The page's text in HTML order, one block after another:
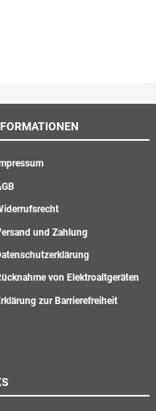
und Zahlung
von Elektroaltgeräten
zur Barrierefreiheit